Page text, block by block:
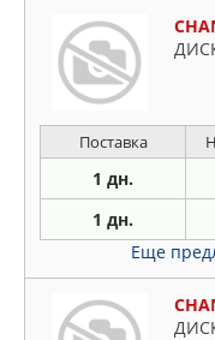
Поставка
1 дн.
1 дн.
Еще